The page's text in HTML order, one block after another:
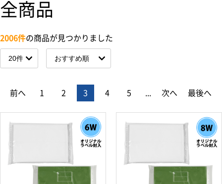
全商品
2006件の商品が見つかりました
前へ 1 2 3 4 5 次へ 最後へ